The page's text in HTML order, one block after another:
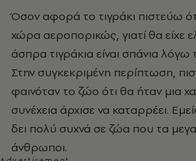
Όσον αφορά το τιγράκι πιστεύω
χώρα αεροπορικώς, γιατί θα είχε
άσπρα τιγράκια είναι σπάνια λόγω
Στην συγκεκριμένη περίπτωση,
φαινόταν το ζώο ότι θα ήταν μια
συνέχεια άρχισε να καταρρέει.
δει πολύ συχνά σε ζώα που τα
άνθρωποι.